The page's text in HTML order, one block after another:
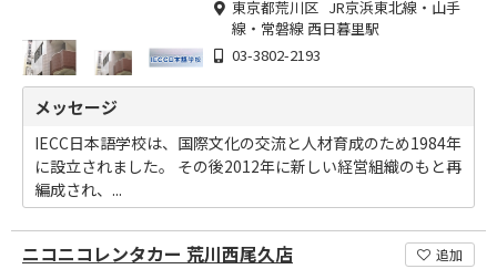
東京都荒川区 JR京浜東北線・山手
線・常磐線 西日暮里駅
03-3802-2193
メッセージ
IECC日本語学校は、国際文化の交流と人材育成のため1984年
に設立されました。 その後2012年に新しい経営組織のもと再
編成され、...
ニコニコレンタカー 荒川西尾久店 追加